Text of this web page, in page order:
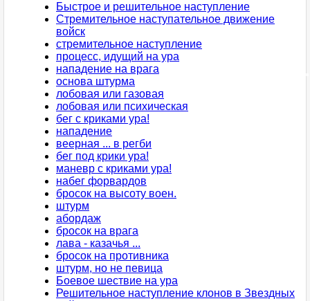
Быстрое и решительное наступление
Стремительное наступательное движение
войск
стремительное наступление
процесс, идущий на ура
нападение на врага
основа штурма
лобовая или газовая
лобовая или психическая
бег с криками ура!
нападение
веерная ... в регби
бег под крики ура!
маневр с криками ура!
набег форвардов
бросок на высоту воен.
штурм
абордаж
бросок на врага
лава - казачья ...
бросок на противника
штурм, но не певица
Боевое шествие на ура
Решительное наступление клонов в Звездных